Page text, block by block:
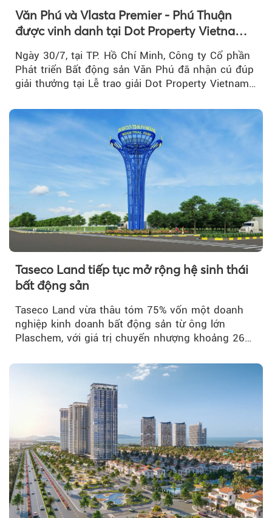
Văn Phú và Vlasta Premier - Phú Thuận
được vinh danh tại Dot Property Vietnam
Ngày 30/7, tại TP. Hồ Chí Minh, Công ty Cổ phần
Phát triển Bất động sản Văn Phú đã nhận cú đúp
giải thưởng tại Lễ trao giải Dot Property Vietnam
Taseco Land tiếp tục mở rộng hệ sinh thái
bất động sản
Taseco Land vừa thâu tóm 75% vốn một doanh
nghiệp kinh doanh bất động sản từ ông lớn
Plaschem, với giá trị chuyển nhượng khoảng 262